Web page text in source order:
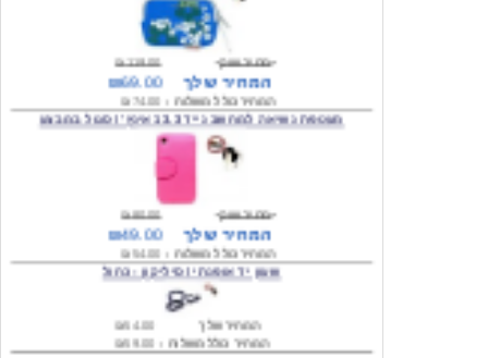
₪119.00 מחיר שוק
₪69.00 המחיר שלך
₪74.00 המחיר כולל משלוח :
מעטפת נשיאה למחשב נייד 13.3 אינץ' \ סגול במבצע
₪49.00 המחיר שלך
₪54.00 המחיר כולל משלוח :
שעון יד אופנתי \ סיליקון - כחול
₪54.00
המחיר שלך
המחיר כולל משלוח :
כיסוי קשיח Angry Birds iPhone 4G